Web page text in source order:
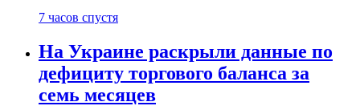
7 часов спустя
На Украине раскрыли данные по
дефициту торгового баланса за
семь месяцев